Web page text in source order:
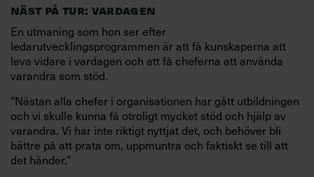
NÄST PÅ TUR: VARDAGEN
En utmaning som hon ser efter
ledarutvecklingsprogrammen är att få kunskaperna att
leva vidare i vardagen och att få cheferna att använda
varandra som stöd.
”Nästan alla chefer i organisationen har gått utbildningen
och vi skulle kunna få otroligt mycket stöd och hjälp av
varandra. Vi har inte riktigt nyttjat det, och behöver bli
bättre på att prata om, uppmuntra och faktiskt se till att
det händer.”